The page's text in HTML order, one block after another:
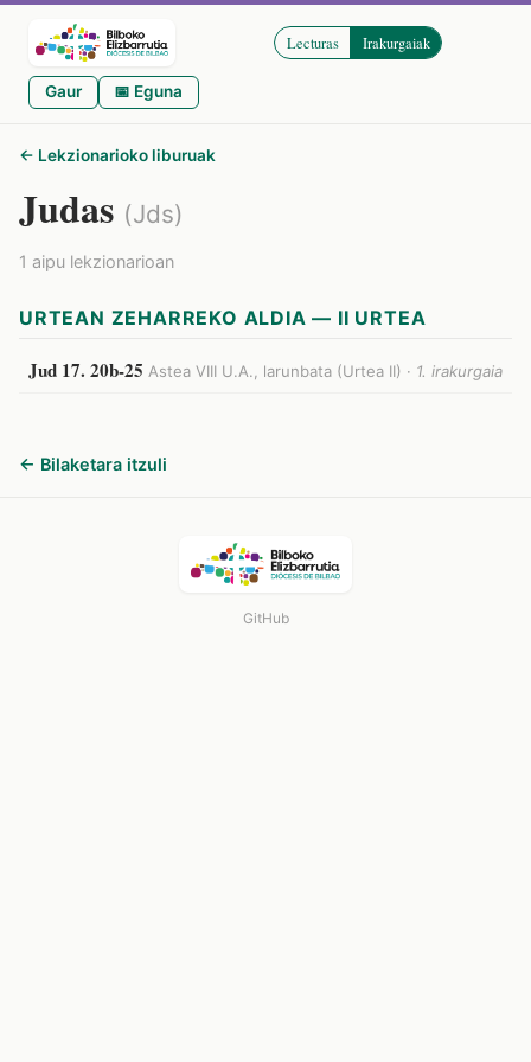
Lecturas Irakurgaiak
Gaur 📅 Eguna
← Lekzionarioko liburuak
Judas (Jds)
1 aipu lekzionarioan
URTEAN ZEHARREKO ALDIA — II URTEA
Jud 17. 20b-25 Astea VIII U.A., larunbata (Urtea II) · 1. irakurgaia
← Bilaketara itzuli
GitHub